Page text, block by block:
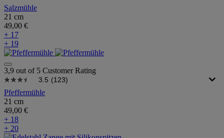
Salzmühle
21 cm
49,00 €
+ 17
+ 19
3,9 out of 5 Customer Rating
3.5 (123)
Pfeffermühle
21 cm
49,00 €
+ 18
+ 20